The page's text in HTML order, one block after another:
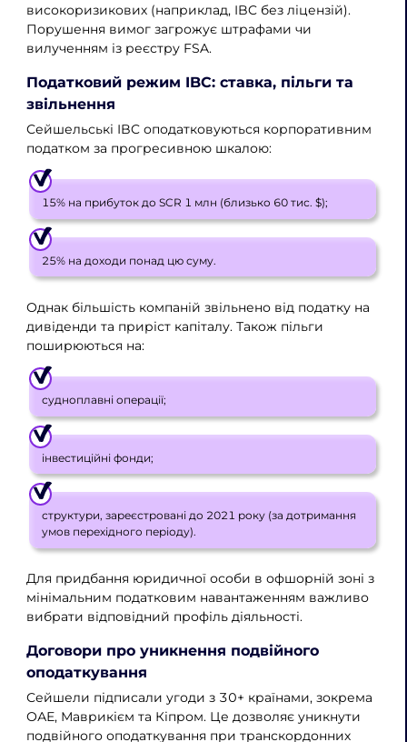
високоризикових (наприклад, IBC без ліцензій).
Порушення вимог загрожує штрафами чи
вилученням із реєстру FSA.
Податковий режим IBC: ставка, пільги та
звільнення
Сейшельські IBC оподатковуються корпоративним
податком за прогресивною шкалою:
15% на прибуток до SCR 1 млн (близько 60 тис. $);
25% на доходи понад цю суму.
Однак більшість компаній звільнено від податку на
дивіденди та приріст капіталу. Також пільги
поширюються на:
судноплавні операції;
інвестиційні фонди;
структури, зареєстровані до 2021 року (за дотримання
умов перехідного періоду).
Для придбання юридичної особи в офшорній зоні з
мінімальним податковим навантаженням важливо
вибрати відповідний профіль діяльності.
Договори про уникнення подвійного
оподаткування
Сейшели підписали угоди з 30+ країнами, зокрема
ОАЕ, Маврикієм та Кіпром. Це дозволяє уникнути
подвійного оподаткування при транскордонних